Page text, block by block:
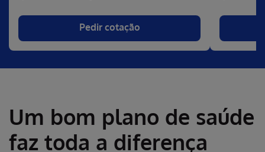
Pedir cotação
Um bom plano de saúde
faz toda a diferença